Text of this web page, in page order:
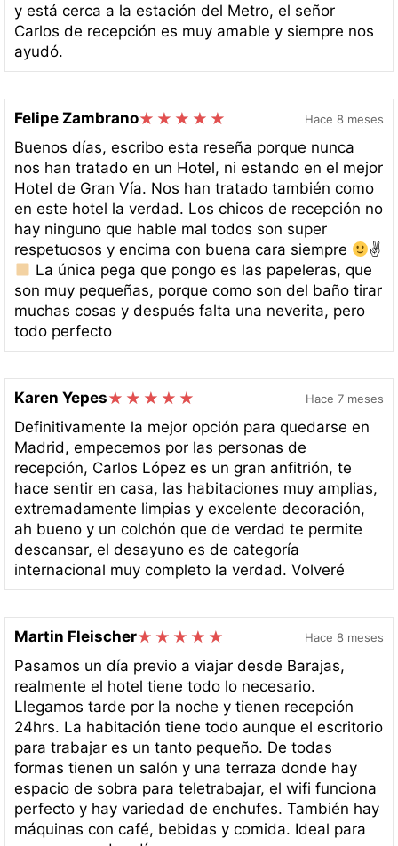
y está cerca a la estación del Metro, el señor
Carlos de recepción es muy amable y siempre nos
ayudó.
Felipe Zambrano Hace 8 meses
Buenos días, escribo esta reseña porque nunca
nos han tratado en un Hotel, ni estando en el mejor
Hotel de Gran Vía. Nos han tratado también como
en este hotel la verdad. Los chicos de recepción no
hay ninguno que hable mal todos son super
respetuosos y encima con buena cara siempre
✌
La única pega que pongo es las papeleras, que
son muy pequeñas, porque como son del baño tirar
muchas cosas y después falta una neverita, pero
todo perfecto
Karen Yepes Hace 7 meses
Definitivamente la mejor opción para quedarse en
Madrid, empecemos por las personas de
recepción, Carlos López es un gran anfitrión, te
hace sentir en casa, las habitaciones muy amplias,
extremadamente limpias y excelente decoración,
ah bueno y un colchón que de verdad te permite
descansar, el desayuno es de categoría
internacional muy completo la verdad. Volveré
Martin Fleischer Hace 8 meses
Pasamos un día previo a viajar desde Barajas,
realmente el hotel tiene todo lo necesario.
Llegamos tarde por la noche y tienen recepción
24hrs. La habitación tiene todo aunque el escritorio
para trabajar es un tanto pequeño. De todas
formas tienen un salón y una terraza donde hay
espacio de sobra para teletrabajar, el wifi funciona
perfecto y hay variedad de enchufes. También hay
máquinas con café, bebidas y comida. Ideal para